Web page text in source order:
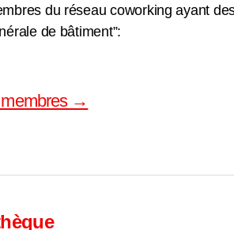
du réseau coworking ayant
de bâtiment”:
→